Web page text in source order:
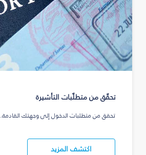
تحقّق من متطلّبات التأشيرة
تحقق من متطلبات الدخول إلى وجهتك القادمة.
اكتشف المزيد